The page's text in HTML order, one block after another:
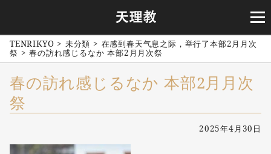
TENRIKYO > 未分類 > 在感到春天气息之际，举行了本部2月月次
祭 >春の訪れ感じるなか 本部2月月次祭
春の訪れ感じるなか 本部2月月次
祭
2025年4月30日